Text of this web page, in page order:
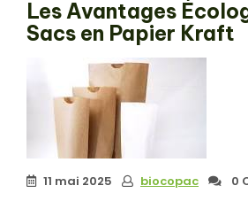
Les Avantages
Sacs en Papier Kraft
11 mai 2025 biocopac 0